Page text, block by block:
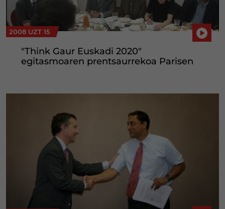
2008 UZT 15
"Think Gaur Euskadi 2020"
egitasmoaren prentsaurrekoa Parisen